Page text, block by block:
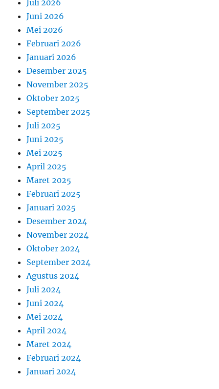
Juli 2026
Juni 2026
Mei 2026
Februari 2026
Januari 2026
Desember 2025
November 2025
Oktober 2025
September 2025
Juli 2025
Juni 2025
Mei 2025
April 2025
Maret 2025
Februari 2025
Januari 2025
Desember 2024
November 2024
Oktober 2024
September 2024
Agustus 2024
Juli 2024
Juni 2024
Mei 2024
April 2024
Maret 2024
Februari 2024
Januari 2024